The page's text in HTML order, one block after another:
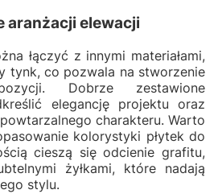
aranżacji elewacji
łączyć z innymi materiałami,
tynk, co pozwala na stworzenie
Dobrze zestawione
elegancję projektu oraz
charakteru. Warto
kolorystyki płytek do
cieszą się odcienie grafitu,
żyłkami, które nadają
stylu.